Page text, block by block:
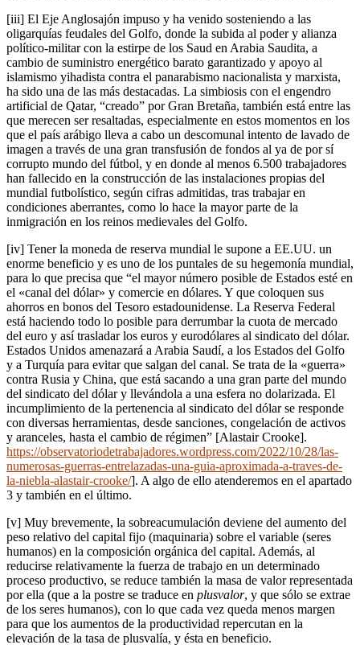
[iii] El Eje Anglosajón impuso y ha venido sosteniendo a las
oligarquías feudales del Golfo, donde la subida al poder y alianza
político-militar con la estirpe de los Saud en Arabia Saudita, a
cambio de suministro energético barato garantizado y apoyo al
islamismo yihadista contra el panarabismo nacionalista y marxista,
ha sido una de las más destacadas. La simbiosis con el engendro
artificial de Qatar, “creado” por Gran Bretaña, también está entre las
que merecen ser resaltadas, especialmente en estos momentos en los
que el país arábigo lleva a cabo un descomunal intento de lavado de
imagen a través de una gran transfusión de fondos al ya de por sí
corrupto mundo del fútbol, y en donde al menos 6.500 trabajadores
han fallecido en la construcción de las instalaciones propias del
mundial futbolístico, según cifras admitidas, tras trabajar en
condiciones aberrantes, como lo hace la mayor parte de la
inmigración en los reinos medievales del Golfo.
[iv] Tener la moneda de reserva mundial le supone a EE.UU. un
enorme beneficio y es uno de los puntales de su hegemonía mundial,
para lo que precisa que “el mayor número posible de Estados esté en
el «canal del dólar» y comercie en dólares. Y que coloquen sus
ahorros en bonos del Tesoro estadounidense. La Reserva Federal
está haciendo todo lo posible para derrumbar la cuota de mercado
del euro y así trasladar los euros y eurodólares al sindicato del dólar.
Estados Unidos amenazará a Arabia Saudí, a los Estados del Golfo
y a Turquía para evitar que salgan del canal. Se trata de la «guerra»
contra Rusia y China, que está sacando a una gran parte del mundo
del sindicato del dólar y llevándola a una esfera no dolarizada. El
incumplimiento de la pertenencia al sindicato del dólar se responde
con diversas herramientas, desde sanciones, congelación de activos
y aranceles, hasta el cambio de régimen” [Alastair Crooke].
https://observatoriodetrabajadores.wordpress.com/2022/10/28/las-
numerosas-guerras-entrelazadas-una-guia-aproximada-a-traves-de-
la-niebla-alastair-crooke/]. A algo de ello atenderemos en el apartado
3 y también en el último.
[v] Muy brevemente, la sobreacumulación deviene del aumento del
peso relativo del capital fijo (maquinaria) sobre el variable (seres
humanos) en la composición orgánica del capital. Además, al
reducirse relativamente la fuerza de trabajo en un determinado
proceso productivo, se reduce también la masa de valor representada
por ella (que a la postre se traduce en plusvalor, y que sólo se extrae
de los seres humanos), con lo que cada vez queda menos margen
para que los aumentos de la productividad repercutan en la
elevación de la tasa de plusvalía, y ésta en beneficio.